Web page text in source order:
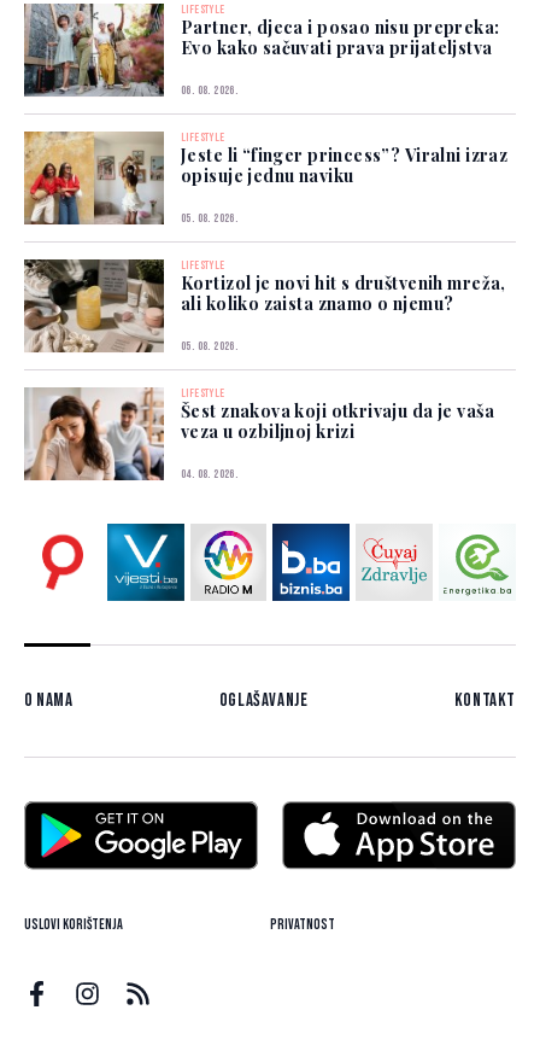
LIFESTYLE
Partner, djeca i posao nisu prepreka:
Evo kako sačuvati prava prijateljstva
06. 08. 2026.
LIFESTYLE
Jeste li “finger princess”? Viralni izraz
opisuje jednu naviku
05. 08. 2026.
LIFESTYLE
Kortizol je novi hit s društvenih mreža,
ali koliko zaista znamo o njemu?
05. 08. 2026.
LIFESTYLE
Šest znakova koji otkrivaju da je vaša
veza u ozbiljnoj krizi
04. 08. 2026.
O nama Oglašavanje Kontakt
Uslovi korištenja Privatnost